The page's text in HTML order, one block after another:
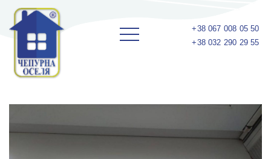
+38 067 008 05 50
+38 032 290 29 55